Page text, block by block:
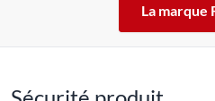
La marque